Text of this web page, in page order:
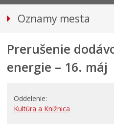
Oznamy mesta
Bezpečnosť
Straty a nálezy
Doprava, údržba komunikácií
Kultúra, šport a propagácia
Prerušenie
energie – 16. máj
Oddelenie
Kultúra a Knižnica